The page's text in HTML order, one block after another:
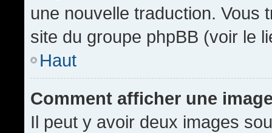
une nouvelle traduction. Vous
site du groupe phpBB (voir le
Haut
Comment afficher une
Il peut y avoir deux images